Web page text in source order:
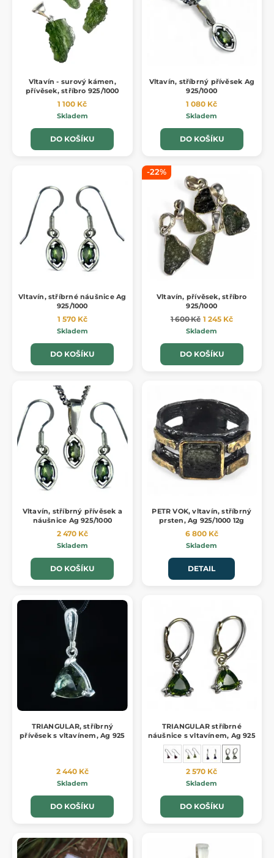
Vltavín - surový kámen,
přívěsek, stříbro 925/1000
1 100 Kč
Skladem
DO KOŠÍKU
Vltavín, stříbrný přívěsek Ag
925/1000
1 080 Kč
Skladem
DO KOŠÍKU
Vltavín, stříbrné náušnice Ag
925/1000
1 570 Kč
Skladem
DO KOŠÍKU
-22%
Vltavín, přívěsek, stříbro
925/1000
1 600 Kč 1 245 Kč
Skladem
DO KOŠÍKU
Vltavín, stříbrný přívěsek a
náušnice Ag 925/1000
2 470 Kč
Skladem
DO KOŠÍKU
PETR VOK, vltavín, stříbrný
prsten, Ag 925/1000 12g
6 800 Kč
Skladem
DETAIL
TRIANGULAR, stříbrný
přívěsek s vltavínem, Ag 925
2 440 Kč
Skladem
DO KOŠÍKU
TRIANGULAR stříbrné
náušnice s vltavínem, Ag 925
2 570 Kč
Skladem
DO KOŠÍKU